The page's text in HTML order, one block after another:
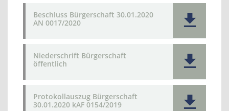
Beschluss Bürgerschaft 30.01.2020
AN 0017/2020
Niederschrift Bürgerschaft
öffentlich
Protokollauszug Bürgerschaft
30.01.2020 kAF 0154/2019